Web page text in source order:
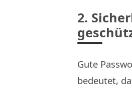
2.
Gute
bedeutet,